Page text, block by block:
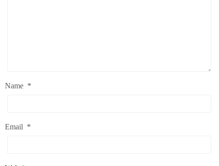
Name *
Email *